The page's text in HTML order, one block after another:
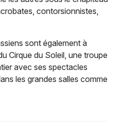
contorsionnistes,
sont également à
Cirque du Soleil, une troupe
avec ses spectacles
les grandes salles comme